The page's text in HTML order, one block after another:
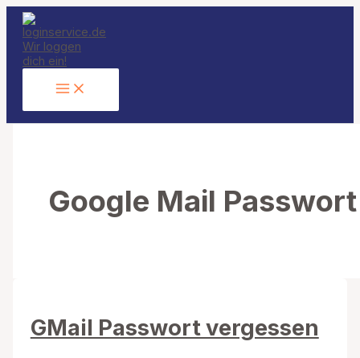
Zum
Inhalt
springen
Google Mail Passwort
GMail Passwort vergessen